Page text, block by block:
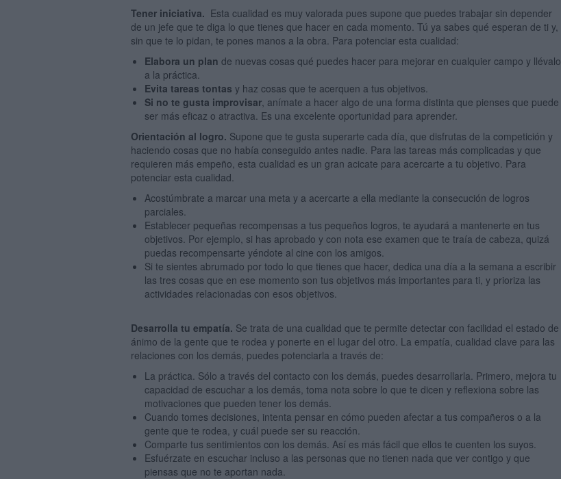
Tener iniciativa. Esta cualidad es muy valorada pues supone que puedes trabajar sin depender
de un jefe que te diga lo que tienes que hacer en cada momento. Tú ya sabes qué esperan de ti y,
sin que te lo pidan, te pones manos a la obra. Para potenciar esta cualidad:
Elabora un plan de nuevas cosas qué puedes hacer para mejorar en cualquier campo y llévalo
a la práctica.
Evita tareas tontas y haz cosas que te acerquen a tus objetivos.
Si no te gusta improvisar, anímate a hacer algo de una forma distinta que pienses que puede
ser más eficaz o atractiva. Es una excelente oportunidad para aprender.
Orientación al logro. Supone que te gusta superarte cada día, que disfrutas de la competición y
haciendo cosas que no había conseguido antes nadie. Para las tareas más complicadas y que
requieren más empeño, esta cualidad es un gran acicate para acercarte a tu objetivo. Para
potenciar esta cualidad.
Acostúmbrate a marcar una meta y a acercarte a ella mediante la consecución de logros
parciales.
Establecer pequeñas recompensas a tus pequeños logros, te ayudará a mantenerte en tus
objetivos. Por ejemplo, si has aprobado y con nota ese examen que te traía de cabeza, quizá
puedas recompensarte yéndote al cine con los amigos.
Si te sientes abrumado por todo lo que tienes que hacer, dedica una día a la semana a escribir
las tres cosas que en ese momento son tus objetivos más importantes para ti, y prioriza las
actividades relacionadas con esos objetivos.
Desarrolla tu empatía. Se trata de una cualidad que te permite detectar con facilidad el estado de
ánimo de la gente que te rodea y ponerte en el lugar del otro. La empatía, cualidad clave para las
relaciones con los demás, puedes potenciarla a través de:
La práctica. Sólo a través del contacto con los demás, puedes desarrollarla. Primero, mejora tu
capacidad de escuchar a los demás, toma nota sobre lo que te dicen y reflexiona sobre las
motivaciones que pueden tener los demás.
Cuando tomes decisiones, intenta pensar en cómo pueden afectar a tus compañeros o a la
gente que te rodea, y cuál puede ser su reacción.
Comparte tus sentimientos con los demás. Así es más fácil que ellos te cuenten los suyos.
Esfuérzate en escuchar incluso a las personas que no tienen nada que ver contigo y que
piensas que no te aportan nada.